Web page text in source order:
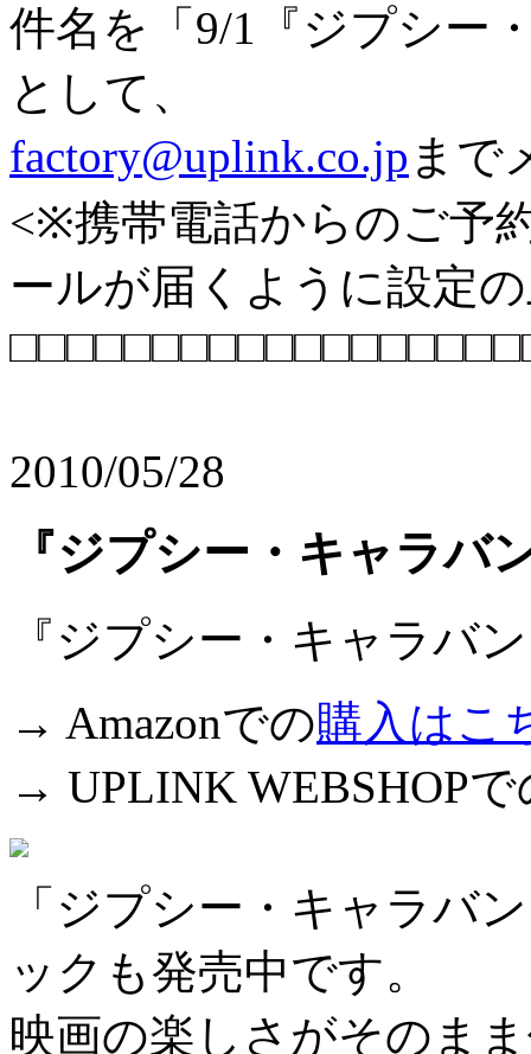
件名を「9/1『ジプシー
として、
factory@uplink.co.jp まで
<※携帯電話からのご予
ールが届くように設定
2010/05/28
『ジプシー・キャラバ
『ジプシー・キャラバ
→ Amazonでの購入はこ
→ UPLINK WEBSHOPで
「ジプシー・キャラバ
ックも発売中です。
映画の楽しさがそのま